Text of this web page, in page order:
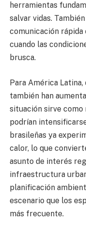
herramientas
salvar vidas.
comunicación
cuando las
brusca.
Para América
también han
situación sirve
podrían
brasileñas ya
calor, lo que
asunto de interés
infraestructura
planificación
escenario que los
más frecuente.